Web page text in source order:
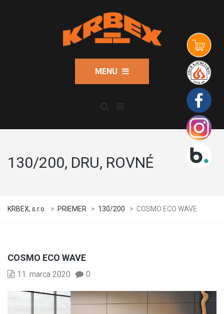
MENU
130/200, DRU, ROVNÉ
KRBEX, s.r.o. > PRIEMER > 130/200 > COSMO ECO WAVE
COSMO ECO WAVE
11. marca 2020 0